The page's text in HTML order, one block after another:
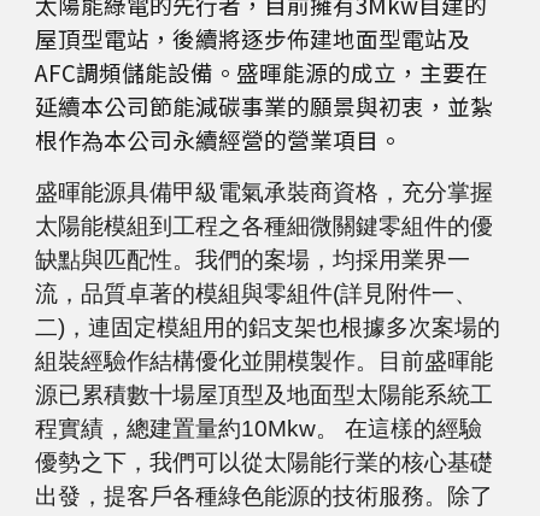
屋頂型電站，後續將逐步佈建地面型電站及
AFC調頻儲能設備。盛暉能源的成立，主要在
延續本公司節能減碳事業的願景與初衷，並紮
根作為本公司永續經營的營業項目。
盛暉能源具備甲級電氣承裝商資格，充分掌握
太陽能模組到工程之各種細微關鍵零組件的優
缺點與匹配性。我們的案場，均採用業界一
流，品質卓著的模組與零組件(詳見附件一、
二)，連固定模組用的鋁支架也根據多次案場的
組裝經驗作結構優化並開模製作。目前盛暉能
源已累積數十場屋頂型及地面型太陽能系統工
程實績，總建置量約10Mkw。 在這樣的經驗
優勢之下，我們可以從太陽能行業的核心基礎
出發，提客戶各種綠色能源的技術服務。除了